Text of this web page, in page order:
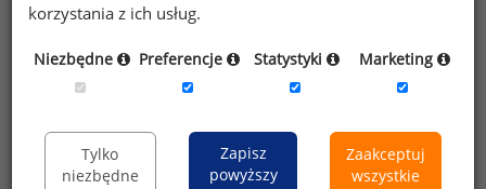
Przypominamy, że zgodnie z pkt 2.6 - 2.7
wykorzystywanie tekstów oraz danych portalu w
innych celach niż do użytku osobistego wymaga
korzystania z ich usług.
Niezbędne Preferencje Statystyki Marketing
Tylko
niezbędne
Zapisz
powyższy
Zaakceptuj
wszystkie